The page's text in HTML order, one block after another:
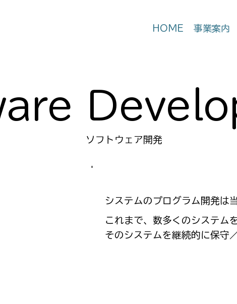
HOME 事業案内
​ソフトウェア開発
システムのプログラム開発は
これまで、数多くのシステム
そのシステムを継続的に保守